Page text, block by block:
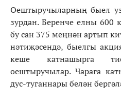
Оештыручыларның быел
зурдан. Беренче елны 600
бу сан 375 меңнән артып
нәтиҗәсендә, быелгы
кеше катнашырга
оештыручылар. Чарага
дус-туганнары белән